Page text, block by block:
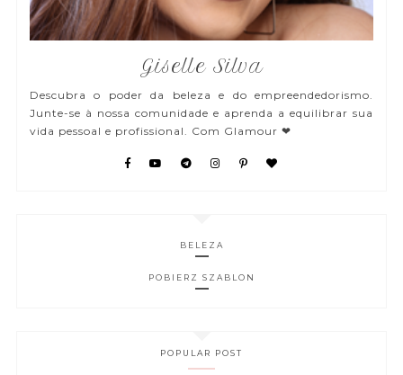
Giselle Silva
Descubra o poder da beleza e do empreendedorismo.
Junte-se à nossa comunidade e aprenda a equilibrar sua
vida pessoal e profissional. Com Glamour ❤
BELEZA
POBIERZ SZABLON
POPULAR POST